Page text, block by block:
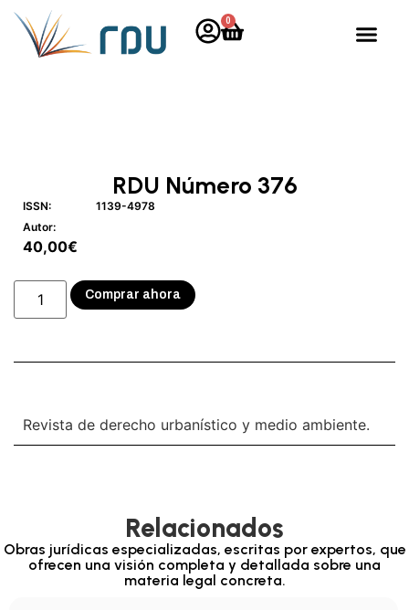
0
RDU Número 376
ISSN:
1139-4978
Autor:
40,00€
Comprar ahora
Revista de derecho urbanístico y medio ambiente.
Relacionados
Obras jurídicas especializadas, escritas por expertos, que
ofrecen una visión completa y detallada sobre una
materia legal concreta.